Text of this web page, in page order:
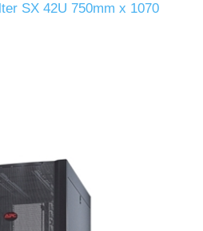
SX 42U 750mm x 1070